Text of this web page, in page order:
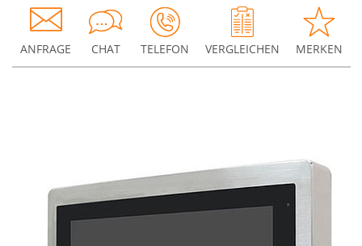
ANFRAGE CHAT TELEFON VERGLEICHEN MERKEN